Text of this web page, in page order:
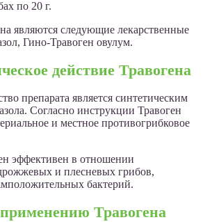
по 20 г.
являются следующие лекарственные
Гино-Травоген овулум.
действие Травогена
препарата является синтетическим
Согласно инструкции Травоген
и местное противогрибковое
эффективен в отношении
и плесневых грибов,
бактерий.
Травогена